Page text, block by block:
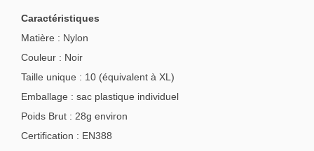
Caractéristiques
Matière : Nylon
Couleur : Noir
Taille unique : 10 (équivalent à XL)
Emballage : sac plastique individuel
Poids Brut : 28g environ
Certification : EN388